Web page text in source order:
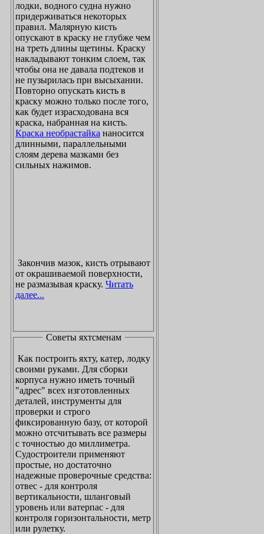
лодки, водного судна нужно
придерживаться некоторых
правил. Малярную кисть
опускают в краску не глубже чем
на треть длины щетины. Краску
накладывают тонким слоем, так
чтобы она не давала подтеков и
не пузырилась при высыхании.
Повторно опускать кисть в
краску можно только после того,
как будет израсходована вся
краска, набранная на кисть.
Краска необрастайка
длинными, параллельными
слоям дерева мазками без
сильных нажимов.
Закончив мазок, кисть отрывают
от окрашиваемой поверхности,
не размазывая краску. Читать
далее...
Советы яхтсменам
Как построить яхту, катер, лодку
своими руками. Для сборки
корпуса нужно иметь точный
"адрес" всех изготовленных
деталей, инструменты для
проверки и строго
фиксированную базу, от которой
можно отсчитывать все размеры
с точностью до миллиметра.
Судостроители применяют
простые, но достаточно
надежные проверочные средства:
отвес - для контроля
вертикальности, шланговый
уровень или ватерпас - для
контроля горизонтальности, метр
или рулетку.